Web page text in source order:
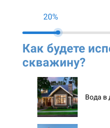
20%
Как будете
скважину?
Вода в